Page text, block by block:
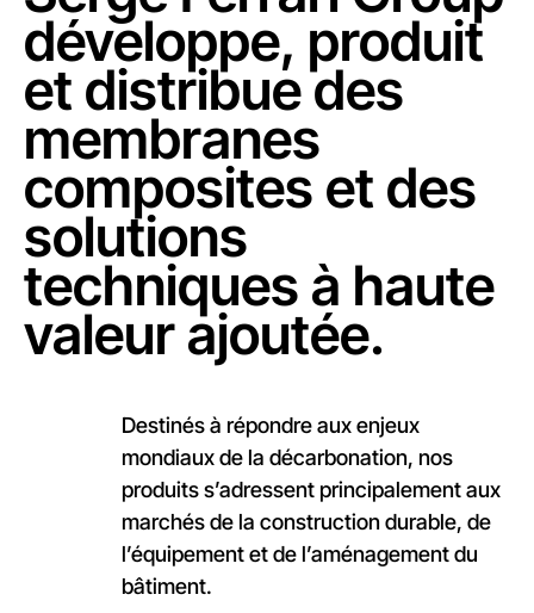
développe, produit
et distribue des
membranes
composites et des
solutions
techniques à haute
valeur ajoutée.
Destinés à répondre aux enjeux
mondiaux de la décarbonation, nos
produits s’adressent principalement aux
marchés de la construction durable, de
l’équipement et de l’aménagement du
bâtiment.